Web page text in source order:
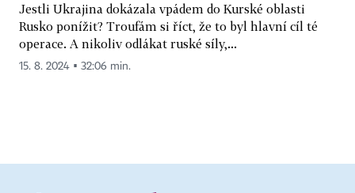
Jestli Ukrajina dokázala vpádem do Kurské oblasti
Rusko ponížit? Troufám si říct, že to byl hlavní cíl té
operace. A nikoliv odlákat ruské síly,...
15. 8. 2024 ▪ 32:06 min.